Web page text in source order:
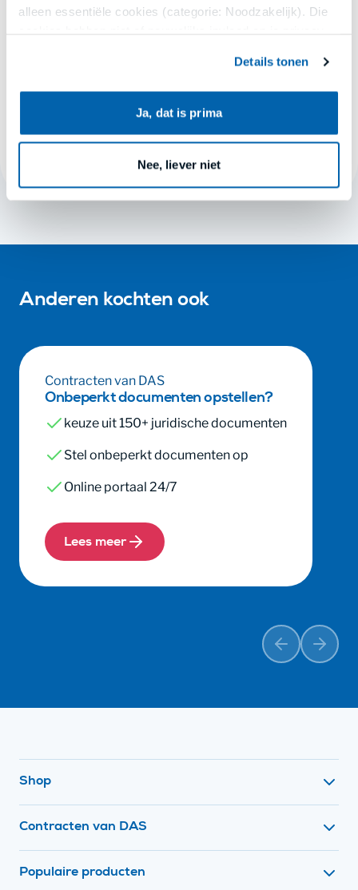
alleen essentiële cookies (categorie: Noodzakelijk). Die
Jouw keuze kun je opnieuw aanpassen of intrekken via
ons cookieoverzicht onderaan onze websites of in de
menu’s van onze apps. Lees meer in
Details tonen
Ja, dat is prima
Nee, liever niet
ExclusiefBTW(21%)
Direct opstellen
Anderen kochten ook
Contracten van DAS
Onbeperkt documenten opstellen?
keuze uit 150+ juridische documenten
Stel onbeperkt documenten op
Online portaal 24/7
Lees meer
Vorige
Shop
Contracten van DAS
Populaire producten